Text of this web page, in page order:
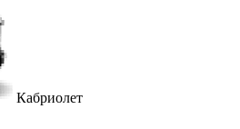
Кабриолет